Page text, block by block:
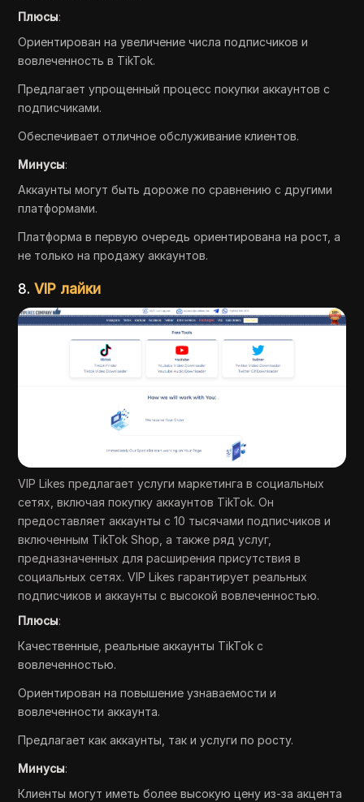
Плюсы:
Ориентирован на увеличение числа подписчиков и
вовлеченность в TikTok.
Предлагает упрощенный процесс покупки аккаунтов с
подписчиками.
Обеспечивает отличное обслуживание клиентов.
Минусы:
Аккаунты могут быть дороже по сравнению с другими
платформами.
Платформа в первую очередь ориентирована на рост, а
не только на продажу аккаунтов.
8.VIP лайки
VIP Likes предлагает услуги маркетинга в социальных
сетях, включая покупку аккаунтов TikTok. Он
предоставляет аккаунты с 10 тысячами подписчиков и
включенным TikTok Shop, а также ряд услуг,
предназначенных для расширения присутствия в
социальных сетях. VIP Likes гарантирует реальных
подписчиков и аккаунты с высокой вовлеченностью.
Плюсы:
Качественные, реальные аккаунты TikTok с
вовлеченностью.
Ориентирован на повышение узнаваемости и
вовлеченности аккаунта.
Предлагает как аккаунты, так и услуги по росту.
Минусы:
Клиенты могут иметь более высокую цену из-за акцента